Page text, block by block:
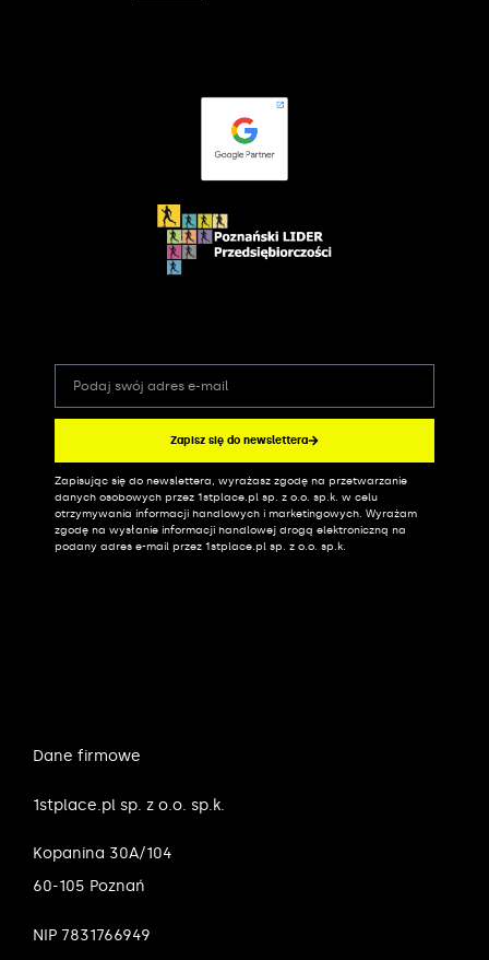
Zapisz się do newslettera
Alternative:
Zapisując się do newslettera, wyrażasz zgodę na przetwarzanie
danych osobowych przez 1stplace.pl sp. z o.o. sp.k. w celu
otrzymywania informacji handlowych i marketingowych. Wyrażam
zgodę na wysłanie informacji handlowej drogą elektroniczną na
podany adres e-mail przez 1stplace.pl sp. z o.o. sp.k.
Dane firmowe
1stplace.pl sp. z o.o. sp.k.
Kopanina 30A/104
60-105 Poznań
NIP 7831766949